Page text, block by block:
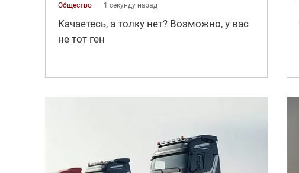
Общество 1 секунду назад
Качаетесь, а толку нет? Возможно, у вас
не тот ген